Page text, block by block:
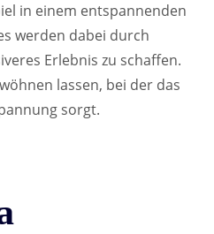
in einem entspannenden
werden dabei durch
Erlebnis zu schaffen.
lassen, bei der das
sorgt.